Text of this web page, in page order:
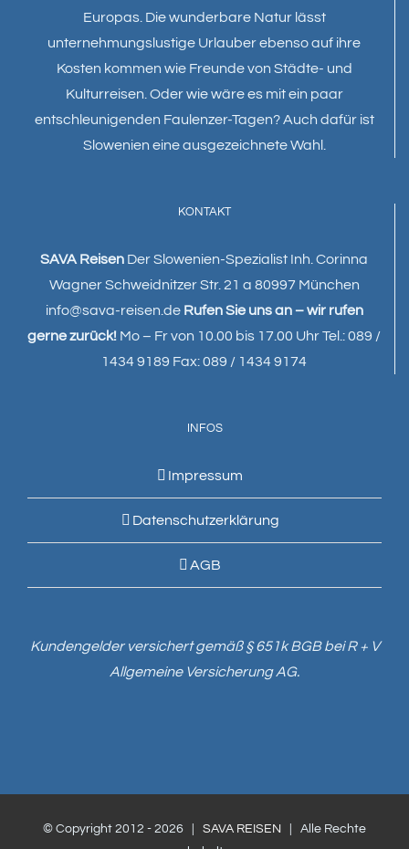
Europas. Die wunderbare Natur lässt
unternehmungslustige Urlauber ebenso auf ihre
Kosten kommen wie Freunde von Städte- und
Kulturreisen. Oder wie wäre es mit ein paar
entschleunigenden Faulenzer-Tagen? Auch dafür ist
Slowenien eine ausgezeichnete Wahl.
KONTAKT
SAVA Reisen Der Slowenien-Spezialist Inh. Corinna
Wagner Schweidnitzer Str. 21 a 80997 München
info@sava-reisen.de Rufen Sie uns an – wir rufen
gerne zurück! Mo – Fr von 10.00 bis 17.00 Uhr Tel.: 089 /
1434 9189 Fax: 089 / 1434 9174
INFOS
Impressum
Datenschutzerklärung
AGB
Kundengelder versichert gemäß § 651k BGB bei R + V
Allgemeine Versicherung AG.
© Copyright 2012 - 2026 | SAVA REISEN | Alle Rechte